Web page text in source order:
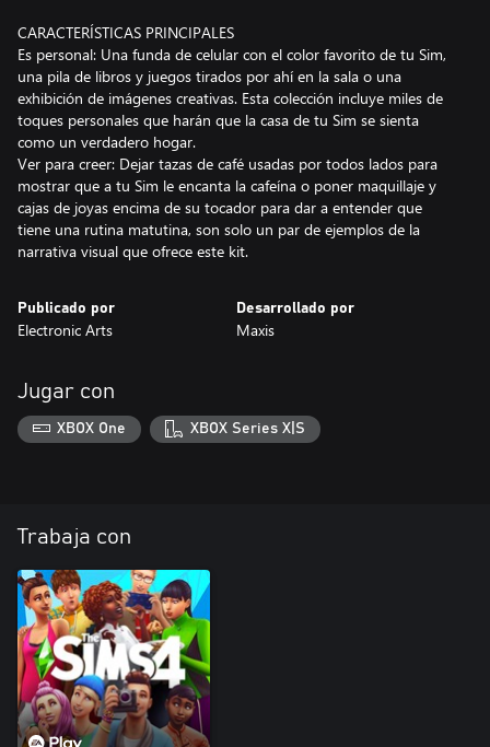
CARACTERÍSTICAS PRINCIPALES
Es personal: Una funda de celular con el color favorito de tu Sim,
una pila de libros y juegos tirados por ahí en la sala o una
exhibición de imágenes creativas. Esta colección incluye miles de
toques personales que harán que la casa de tu Sim se sienta
como un verdadero hogar.
Ver para creer: Dejar tazas de café usadas por todos lados para
mostrar que a tu Sim le encanta la cafeína o poner maquillaje y
cajas de joyas encima de su tocador para dar a entender que
tiene una rutina matutina, son solo un par de ejemplos de la
narrativa visual que ofrece este kit.
Publicado por
Electronic Arts
Desarrollado por
Maxis
Jugar con
XBOX One XBOX Series X|S
Trabaja con